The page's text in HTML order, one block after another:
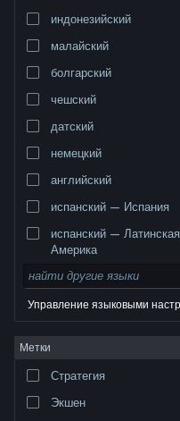
© Valve Corporation. Все права
торговые марки являются
Правовая информация
Соглашение подписчика Steam
Файлы cookie
индонезийский
малайский
болгарский
чешский
датский
немецкий
английский
испанский — Испания
испанский — Латинская
Америка
Управление языковыми
Метки
Стратегия
Экшен